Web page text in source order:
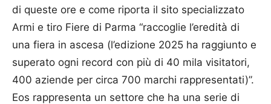
di queste ore e come riporta il sito specializzato
Armi e tiro Fiere di Parma “raccoglie l’eredità di
una fiera in ascesa (l’edizione 2025 ha raggiunto e
superato ogni record con più di 40 mila visitatori,
400 aziende per circa 700 marchi rappresentati)”.
Eos rappresenta un settore che ha una serie di